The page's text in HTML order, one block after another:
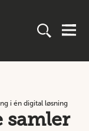
i én digital løsning
samler